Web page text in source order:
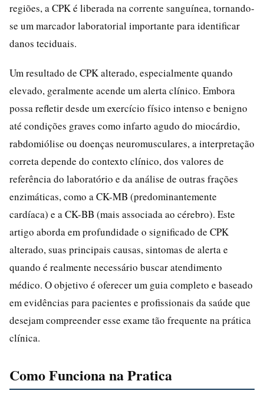
regiões, a CPK é liberada na corrente sanguínea, tornando-
se um marcador laboratorial importante para identificar
danos teciduais.
Um resultado de CPK alterado, especialmente quando
elevado, geralmente acende um alerta clínico. Embora
possa refletir desde um exercício físico intenso e benigno
até condições graves como infarto agudo do miocárdio,
rabdomiólise ou doenças neuromusculares, a interpretação
correta depende do contexto clínico, dos valores de
referência do laboratório e da análise de outras frações
enzimáticas, como a CK-MB (predominantemente
cardíaca) e a CK-BB (mais associada ao cérebro). Este
artigo aborda em profundidade o significado de CPK
alterado, suas principais causas, sintomas de alerta e
quando é realmente necessário buscar atendimento
médico. O objetivo é oferecer um guia completo e baseado
em evidências para pacientes e profissionais da saúde que
desejam compreender esse exame tão frequente na prática
clínica.
Como Funciona na Pratica